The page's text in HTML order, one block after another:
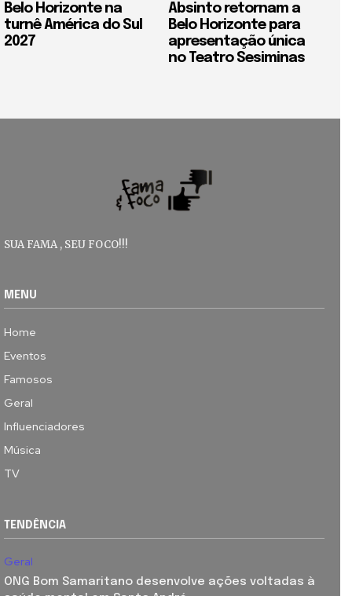
Belo Horizonte na
turnê América do Sul
2027
Absinto retornam a
Belo Horizonte para
apresentação única
no Teatro Sesiminas
SUA FAMA , SEU FOCO!!!
MENU
Home
Eventos
Famosos
Geral
Influenciadores
Música
TV
TENDÊNCIA
Geral
ONG Bom Samaritano desenvolve ações voltadas à